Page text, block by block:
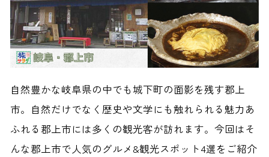
自然豊かな岐阜県の中でも城下町の面影を残す郡上
市。自然だけでなく歴史や文学にも触れられる魅力あ
ふれる郡上市には多くの観光客が訪れます。今回はそ
んな郡上市で人気のグルメ&観光スポット4選をご紹介